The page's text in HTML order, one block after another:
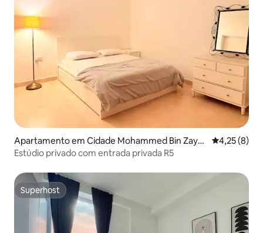
Apartamento em Cidade Mohammed Bin Zaye
d
4,25 (8)
Estúdio privado com entrada privada R5
Superhost
Superhost